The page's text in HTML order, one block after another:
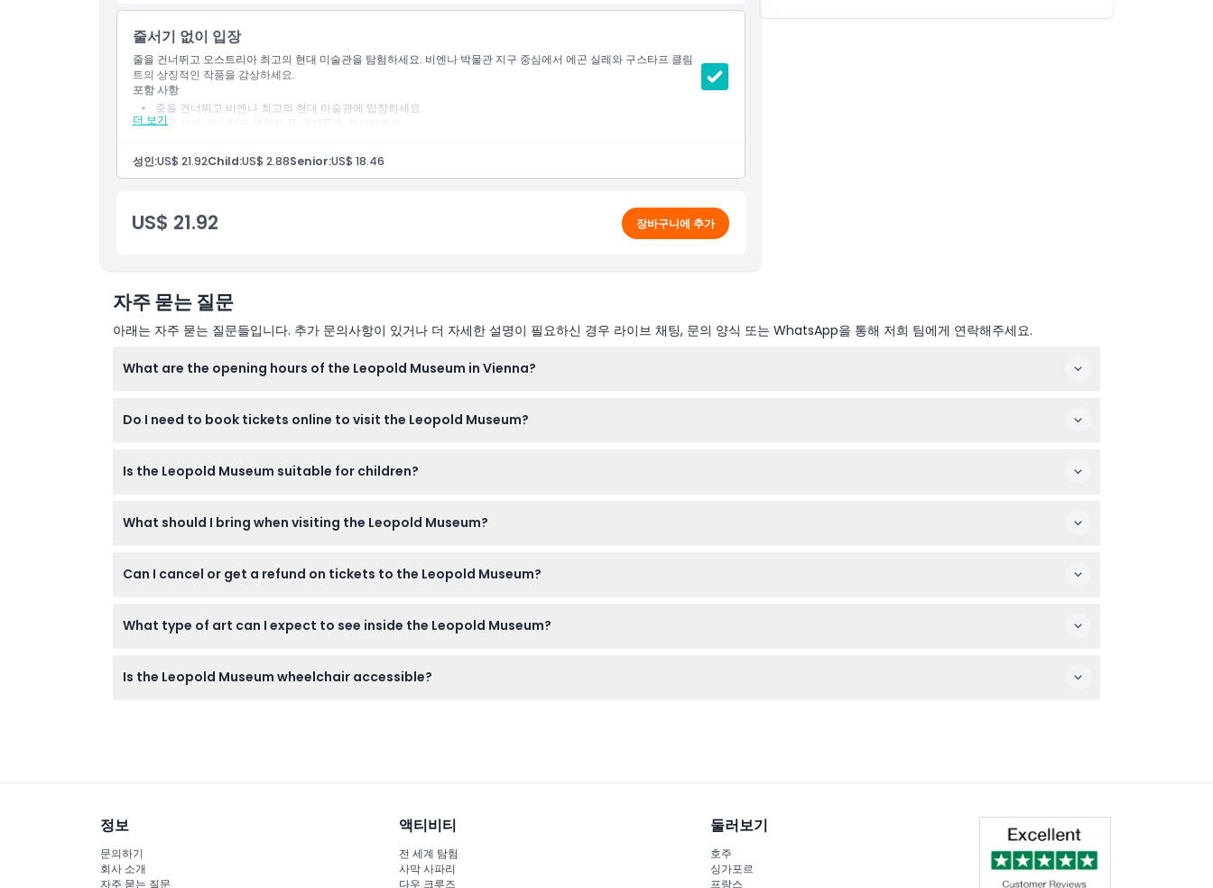
취소 정책
줄서기 없이 입장
줄을 건너뛰고 오스트리아 최고의 현대 미술관을 탐험하세요. 비엔나 박물관 지구 중심에서 에곤 실레와 구스타프 클림
트의 상징적인 작품을 감상하세요.
더 보기
포함 사항
줄을 건너뛰고 비엔나 최고의 현대 미술관에 입장하세요.
에곤 실레, 구스타프 클림트 등 걸작들을 감상하세요.
성인:US$ 21.92Child:US$ 2.88Senior:US$ 18.46
US$ 21.92 장바구니에 추가
자주 묻는 질문
아래는 자주 묻는 질문들입니다. 추가 문의사항이 있거나 더 자세한 설명이 필요하신 경우 라이브 채팅, 문의 양식 또는 WhatsApp을 통해 저희 팀에게 연락해주세요.
What are the opening hours of the Leopold Museum in Vienna?
opening times during your online booking here (subject to change — please confirm at time of booking).
Do I need to book tickets online to visit the Leopold Museum?
availability and choose your preferred visit date during the booking process here.
Is the Leopold Museum suitable for children?
the fascinating art collection.
What should I bring when visiting the Leopold Museum?
photography inside is generally not allowed, so cameras are best kept for outside shots.
Can I cancel or get a refund on tickets to the Leopold Museum?
What type of art can I expect to see inside the Leopold Museum?
Klimt, Oskar Kokoschka, and others, spread across seven floors.
Is the Leopold Museum wheelchair accessible?
정보
문의하기
회사 소개
자주 묻는 질문
액티비티
전 세계 탐험
사막 사파리
다우 크루즈
둘러보기
호주
싱가포르
프랑스